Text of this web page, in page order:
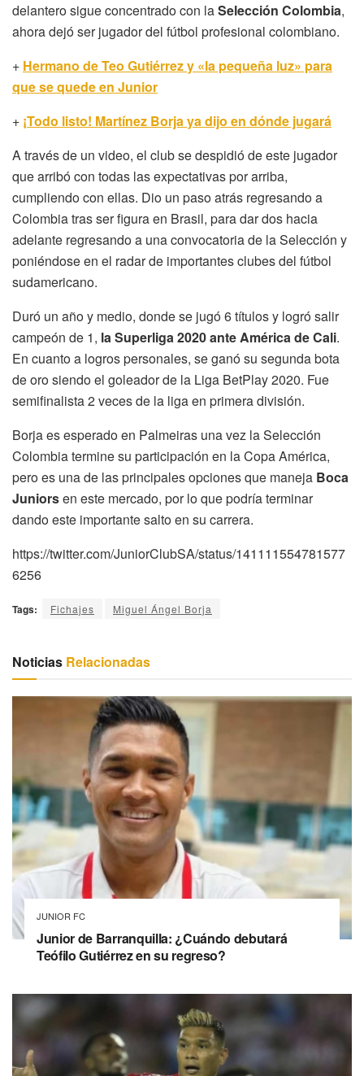
delantero sigue concentrado con laSelección Colombia,
ahora dejó ser jugador del fútbol profesional colombiano.
+ Hermano de Teo Gutiérrez y «la pequeña luz» para
que se quede en Junior
+ ¡Todo listo! Martínez Borja ya dijo en dónde jugará
A través de un video, el club se despidió de este jugador
que arribó con todas las expectativas por arriba,
cumpliendo con ellas. Dio un paso atrás regresando a
Colombia tras ser figura en Brasil, para dar dos hacia
adelante regresando a una convocatoria de la Selección y
poniéndose en el radar de importantes clubes del fútbol
sudamericano.
Duró un año y medio, donde se jugó 6 títulos y logró salir
campeón de 1, la Superliga 2020 ante América de Cali.
En cuanto a logros personales, se ganó su segunda bota
de oro siendo el goleador de la Liga BetPlay 2020. Fue
semifinalista 2 veces de la liga en primera división.
Borja es esperado en Palmeiras una vez la Selección
Colombia termine su participación en la Copa América,
pero es una de las principales opciones que maneja Boca
Juniorsen este mercado, por lo que podría terminar
dando este importante salto en su carrera.
https://twitter.com/JuniorClubSA/status/141111554781577
6256
Tags: Fichajes Miguel Ángel Borja
Noticias Relacionadas
JUNIOR FC
Junior de Barranquilla: ¿Cuándo debutará
Teófilo Gutiérrez en su regreso?